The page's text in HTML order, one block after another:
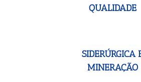
QUALIDADE
SIDERÚRGICA
MINERAÇÃO